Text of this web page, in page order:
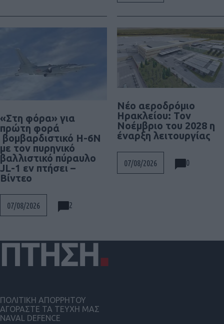
«Στη φόρα» για
πρώτη φορά
βομβαρδιστικό H-6N
με τον πυρηνικό
βαλλιστικό πύραυλο
JL-1 εν πτήσει –
Βίντεο
07/08/2026 2
Νέο αεροδρόμιο
Ηρακλείου: Τον
Νοέμβριο του 2028 η
έναρξη λειτουργίας
07/08/2026 0
ΠΟΛΙΤΙΚΗ ΑΠΟΡΡΗΤΟΥ
ΑΓΟΡΑΣΤΕ ΤΑ ΤΕΥΧΗ ΜΑΣ
NAVAL DEFENCE